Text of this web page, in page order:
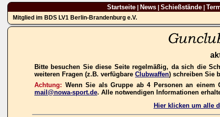
Startseite| News| Schießstände|
Mitglied im BDS LV1 Berlin-Brandenburg e.V.
Bitte besuchen Sie diese Seite regelmäßig, da sich die
weiteren Fragen (z.B. verfügbare Clubwaffen) schreiben Sie
Achtung: Wenn Sie als Gruppe ab 4 Personen an
mail@nowa-sport.de. Alle notwendigen Informationen
Hier klicken um alle